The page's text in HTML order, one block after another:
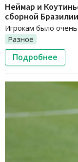
Неймар и
сборной Бразилии
Игрокам было очень
Разное
Подробнее